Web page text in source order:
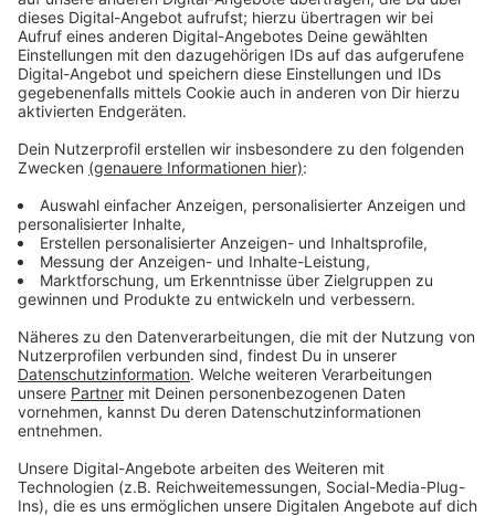
Samstagabend(23. August 2025, 20:55 Uhr): Ein
Discounter in Unterrathwurde ausgeraubt.
Sonntag(24. August 2025, 21:15 Uhr): Ein
Überfall auf ein
Hotel in Düsseltal
scheiterte.
EinDiscounter in Heerdtwurde überfallen.
Anzeige
Polizei setzt auf Hinweise aus der
Anzeige
Die Polizei bittet dringend um Hinweise, die zur
Beobachtung könnte entscheidend sein. Hinweise
nimmt das zuständige Raubkommissariat (KK 13) der